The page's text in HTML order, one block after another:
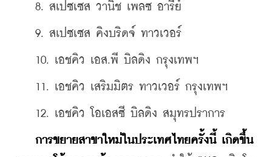
8. สเปซเซส วานิช เพลซ อารีย์
9. สเปซเซส คิงบริดจ์ ทาวเวอร์
10. เอชคิว เอส.พี บิลดิง กรุงเทพฯ
11. เอชคิว เสริมมิตร ทาวเวอร์ กรุงเทพฯ
12. เอชคิว โอเอสซี บิลดิง สมุทรปราการ
การขยายสาขาใหม่ในประเทศไทยครั้งนี้ เกิดขึ้น